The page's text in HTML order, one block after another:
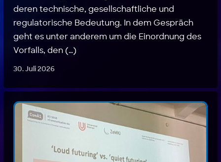
deren technische, gesellschaftliche und
regulatorische Bedeutung. In dem Gespräch
geht es unter anderem um die Einordnung des
Vorfalls, den (…)
30. Juli 2026